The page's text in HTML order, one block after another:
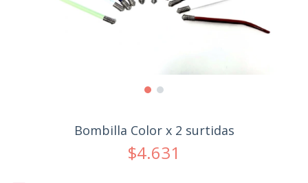
Bombilla Color x 2 surtidas
$4.631